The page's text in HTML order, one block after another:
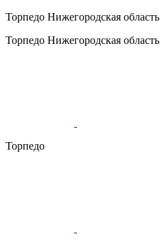
Торпедо Нижегородская область
Торпедо Нижегородская область
Торпедо